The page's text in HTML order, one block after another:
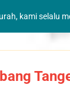
kami selalu